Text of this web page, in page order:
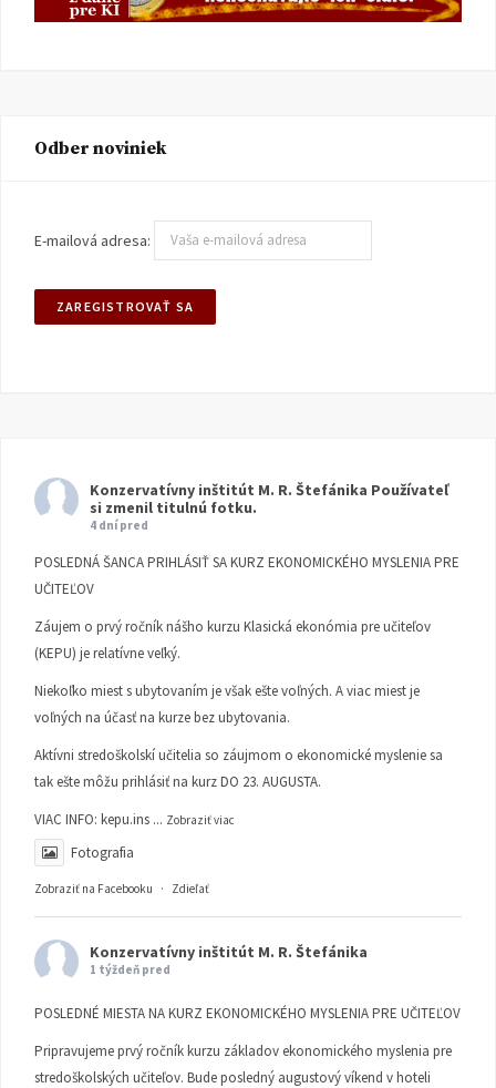
Odber noviniek
E-mailová adresa:
Konzervatívny inštitút M. R. Štefánika Používateľ
si zmenil titulnú fotku.
4 dní pred
POSLEDNÁ ŠANCA PRIHLÁSIŤ SA KURZ EKONOMICKÉHO MYSLENIA PRE
UČITEĽOV
Záujem o prvý ročník nášho kurzu Klasická ekonómia pre učiteľov
(KEPU) je relatívne veľký.
Niekoľko miest s ubytovaním je však ešte voľných. A viac miest je
voľných na účasť na kurze bez ubytovania.
Aktívni stredoškolskí učitelia so záujmom o ekonomické myslenie sa
tak ešte môžu prihlásiť na kurz DO 23. AUGUSTA.
VIAC INFO: kepu.ins ... Zobraziť viac
Fotografia
Zobraziť na Facebooku · Zdieľať
Konzervatívny inštitút M. R. Štefánika
1 týždeň pred
POSLEDNÉ MIESTA NA KURZ EKONOMICKÉHO MYSLENIA PRE UČITEĽOV
Pripravujeme prvý ročník kurzu základov ekonomického myslenia pre
stredoškolských učiteľov. Bude posledný augustový víkend v hoteli